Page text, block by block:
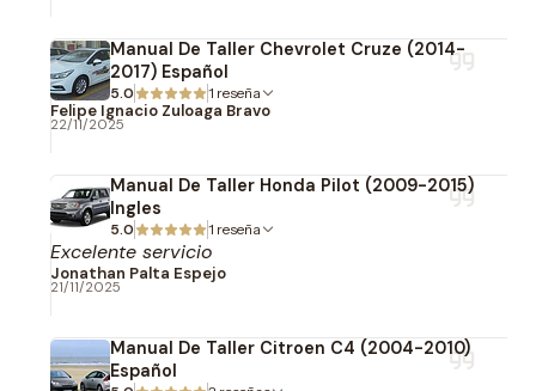
Manual De Taller Chevrolet Cruze (2014-
2017) Español
5.0 1 reseña
Felipe Ignacio Zuloaga Bravo
22/11/2025
Manual De Taller Honda Pilot (2009-2015)
Ingles
5.0 1 reseña
Excelente servicio
Jonathan Palta Espejo
21/11/2025
Manual De Taller Citroen C4 (2004-2010)
Español